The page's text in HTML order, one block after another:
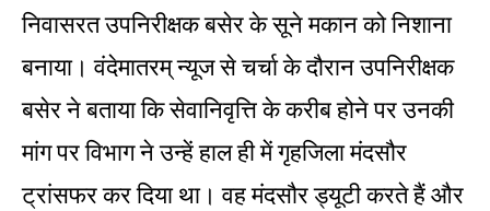
निवासरत उपनिरीक्षक बसेर के सूने मकान को निशाना
बनाया। वंदेमातरम् न्यूज से चर्चा के दौरान उपनिरीक्षक
बसेर ने बताया कि सेवानिवृत्ति के करीब होने पर उनकी
मांग पर विभाग ने उन्हें हाल ही में गृहजिला मंदसौर
ट्रांसफर कर दिया था। वह मंदसौर ड्यूटी करते हैं और